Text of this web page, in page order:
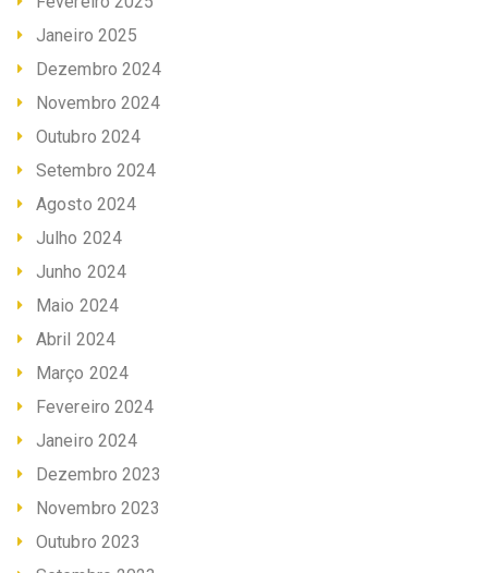
Janeiro 2025
Dezembro 2024
Novembro 2024
Outubro 2024
Setembro 2024
Agosto 2024
Julho 2024
Junho 2024
Maio 2024
Abril 2024
Março 2024
Fevereiro 2024
Janeiro 2024
Dezembro 2023
Novembro 2023
Outubro 2023